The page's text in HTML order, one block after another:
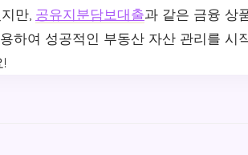
만, 공유지분담보대출과 같은 금융 상
하여 성공적인 부동산 자산 관리를 시